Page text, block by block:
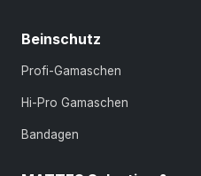
Beinschutz
Profi-Gamaschen
Hi-Pro Gamaschen
Bandagen